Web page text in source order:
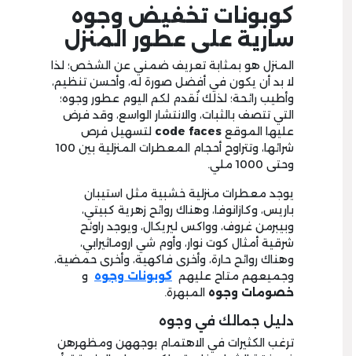
كوبونات تخفيض وجوه
سارية على عطور المنزل
المنزل هو بمثابة تعريف ضمني عن الشخص؛ لذا
لا بد أن يكون في أفضل صورة له، وأحسن تنظيم،
وأطيب رائحة؛ لذلك نُقدم لكم اليوم عطور وجوه؛
التي تتصف بالثبات، والانتشار الواسع، وقد فرض
عليها الموقع code faces لتسهيل فرص
شرائها، وتتراوح أحجام المعطرات المنزلية بين 100
وحتى 1000 ملي.
يوجد معطرات منزلية خشبية مثل استيبان
باريس، وكازانوفا، وهناك روائح زهرية كبيتي،
وبيبرمن غروف، وواكس ليريكال، ويوجد راوئح
شرقية أمثال كوت نوار، وأوم شي اروماثيرابي،
وهناك روائح حارة، وأخرى فاكهية، وأخرى حمضية،
وجميعهم متاح عليهم كوبونات وجوه و
خصومات وجوه المبهرة.
دليل جمالك في وجوه
ترغب الكثيرات في الاهتمام بوجههن ومظهرهن